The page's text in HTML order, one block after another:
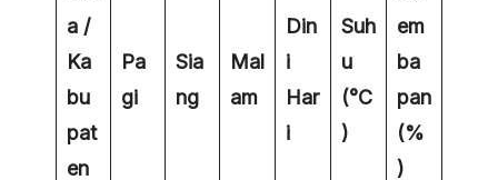
a /
Ka
bu
pat
en
Pa
gi
Sia
ng
Mal
am
Din
i
Har
i
Suh
u
(°C
)
em
ba
pan
(%
)